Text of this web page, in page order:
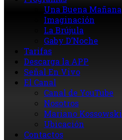
Una Buena Mañana
Imaginación
La Brújula
Gaby D’Noche
Tarifas
Descarga la APP
Señal En Vivo
El Canal
Canal de YouTube
Nosotros
Mariano Kossowski
Ubicación
Contactos